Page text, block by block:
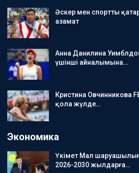
Әскер мен спортты
азамат
Анна Данилина
үшінші айналымына…
Кристина Овчинникова
қола жүлде…
Экономика
Үкімет Мал
2026-2030 жылдарға…